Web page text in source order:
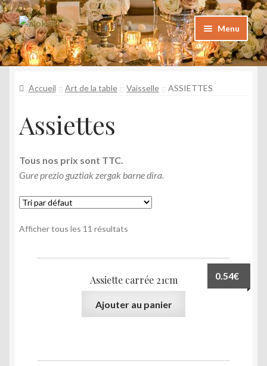
Aller
à
la
navigation
Aller
au
contenu
Menu
Catalogue
Maiz egiten diren galderak
Argazkiak
Contact
Kontaktua
Nire kontua
Accueil Art de la table Vaisselle ASSIETTES
Assiettes
Tous nos prix sont TTC.
Gure prezio guztiak zergak barne dira.
Afficher tous les 11 résultats
Assiette carrée 21cm 0.54€
Ajouter au panier